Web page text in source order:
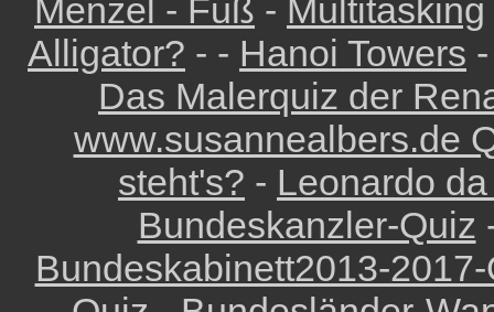
Menzel - Fuß - Multitasking
Alligator? - - Hanoi Towers
Das Malerquiz der
www.susannealbers.de
steht's? - Leonardo
Bundeskanzler-Quiz
Bundeskabinett2013-